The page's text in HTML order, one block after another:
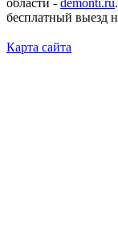
области - demonti.ru
бесплатный выезд
Карта сайта